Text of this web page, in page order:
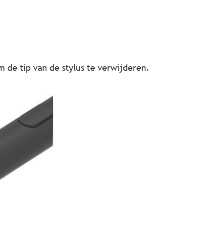
de tip van de stylus te verwijderen.